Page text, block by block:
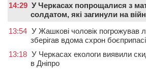
14:29 У Черкасах попрощалися з
солдатом, які загинули на
13:54 У Жашкові чоловік погрожував
зберігав вдома схрон
13:18 У Черкасах екологи виявили
в Дніпро